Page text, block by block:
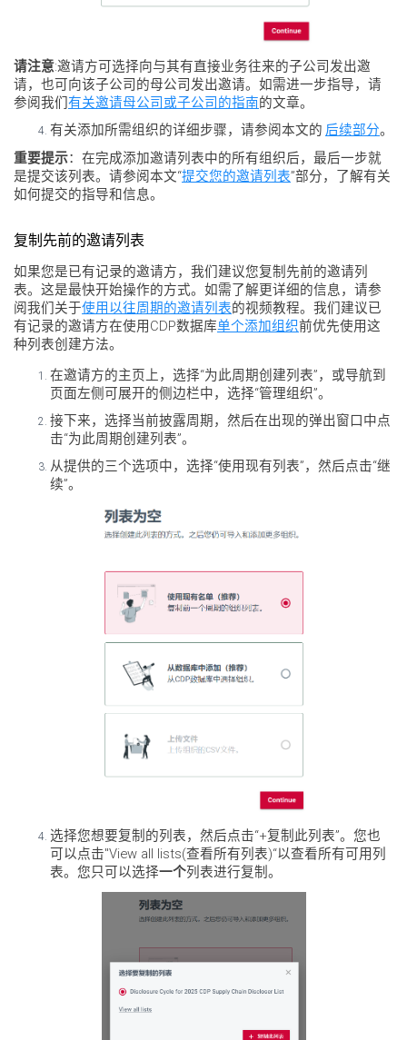
请注意:邀请方可选择向与其有直接业务往来的子公司发出邀
请，也可向该子公司的母公司发出邀请。如需进一步指导，请
参阅我们 有关邀请母公司或子公司的指南的文章。
有关添加所需组织的详细步骤，请参阅本文的 后续部分。
重要提示：在完成添加邀请列表中的所有组织后，最后一步就
是提交该列表。请参阅本文“提交您的邀请列表”部分，了解有关
如何提交的指导和信息。
复制先前的邀请列表
如果您是已有记录的邀请方，我们建议您复制先前的邀请列
表。这是最快开始操作的方式。如需了解更详细的信息，请参
阅我们关于使用以往周期的邀请列表的视频教程。我们建议已
有记录的邀请方在使用CDP数据库单个添加组织前优先使用这
种列表创建方法。
在邀请方的主页上，选择“为此周期创建列表”，或导航到
页面左侧可展开的侧边栏中，选择“管理组织”。
接下来，选择当前披露周期，然后在出现的弹出窗口中点
击“为此周期创建列表”。
从提供的三个选项中，选择“使用现有列表”，然后点击“继
续”。
选择您想要复制的列表，然后点击“+复制此列表”。您也
可以点击"View all lists(查看所有列表)“以查看所有可用列
表。您只可以选择一个列表进行复制。